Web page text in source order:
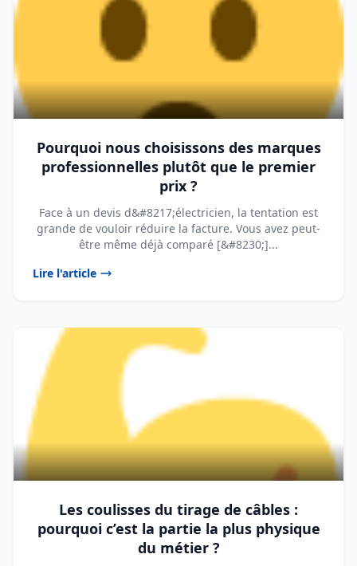
Pourquoi nous choisissons des marques
professionnelles plutôt que le premier
prix ?
Face à un devis d&#8217;électricien, la tentation est
grande de vouloir réduire la facture. Vous avez peut-
être même déjà comparé [&#8230;]...
Lire l'article
Les coulisses du tirage de câbles :
pourquoi c’est la partie la plus physique
du métier ?